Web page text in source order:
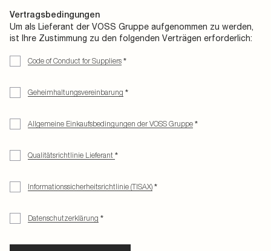
Vertragsbedingungen
Um als Lieferant der VOSS Gruppe aufgenommen zu werden,
ist Ihre Zustimmung zu den folgenden Verträgen erforderlich:
Code of Conduct for Suppliers *
Geheimhaltungsvereinbarung *
Allgemeine Einkaufsbedingungen der VOSS Gruppe *
Qualitätsrichtlinie Lieferant *
Informationssicherheitsrichtlinie (TISAX) *
Datenschutzerklärung *